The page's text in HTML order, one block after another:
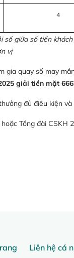
4
giữa số tiền
vị
gia quay số may
giải tiền mặt
đủ điều kiện
Tổng đài CSKH
Liên hệ cá